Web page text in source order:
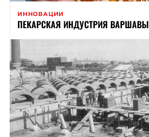
ИННОВАЦИИ
ПЕКАРСКАЯ ИНДУСТРИЯ ВАРШАВЫ